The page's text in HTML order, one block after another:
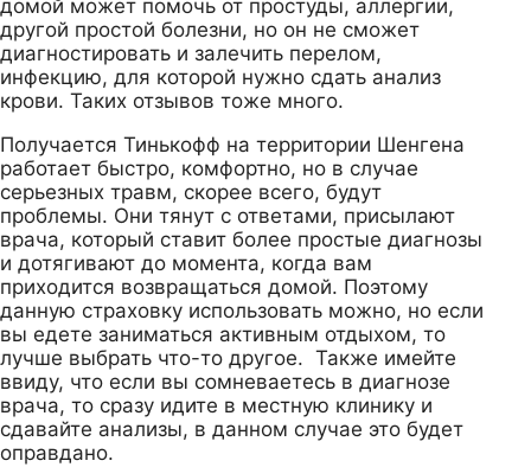
домой может помочь от простуды, аллергии,
другой простой болезни, но он не сможет
диагностировать и залечить перелом,
инфекцию, для которой нужно сдать анализ
крови. Таких отзывов тоже много.
Получается Тинькофф на территории Шенгена
работает быстро, комфортно, но в случае
серьезных травм, скорее всего, будут
проблемы. Они тянут с ответами, присылают
врача, который ставит более простые диагнозы
и дотягивают до момента, когда вам
приходится возвращаться домой. Поэтому
данную страховку использовать можно, но если
вы едете заниматься активным отдыхом, то
лучше выбрать что-то другое. Также имейте
ввиду, что если вы сомневаетесь в диагнозе
врача, то сразу идите в местную клинику и
сдавайте анализы, в данном случае это будет
оправдано.